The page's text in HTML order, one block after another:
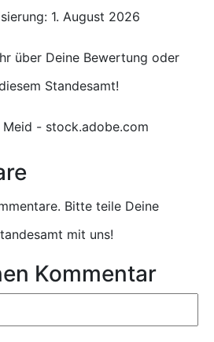
1. August 2026
über Deine Bewertung oder
Standesamt!
Meid - stock.adobe.com
Bitte teile Deine
mit uns!
Kommentar